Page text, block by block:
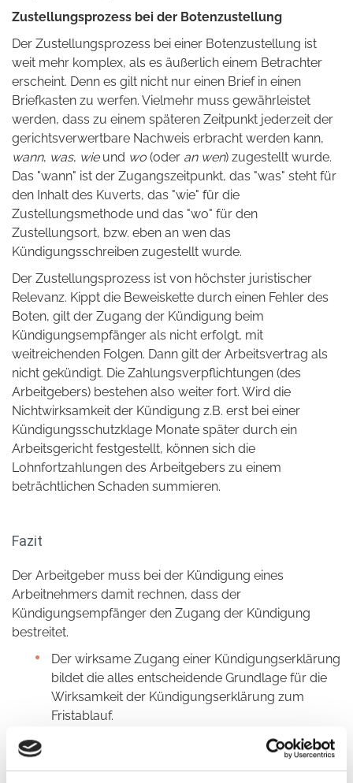
Zustellungsprozess bei der Botenzustellung
Der Zustellungsprozess bei einer Botenzustellung ist
weit mehr komplex, als es äußerlich einem Betrachter
erscheint. Denn es gilt nicht nur einen Brief in einen
Briefkasten zu werfen. Vielmehr muss gewährleistet
werden, dass zu einem späteren Zeitpunkt jederzeit der
gerichtsverwertbare Nachweis erbracht werden kann,
wann, was, wieund wo (oder an wen) zugestellt wurde.
Das "wann" ist der Zugangszeitpunkt, das "was" steht für
den Inhalt des Kuverts, das "wie" für die
Zustellungsmethode und das "wo" für den
Zustellungsort, bzw. eben an wen das
Kündigungsschreiben zugestellt wurde.
Der Zustellungsprozess ist von höchster juristischer
Relevanz. Kippt die Beweiskette durch einen Fehler des
Boten, gilt der Zugang der Kündigung beim
Kündigungsempfänger als nicht erfolgt, mit
weitreichenden Folgen. Dann gilt der Arbeitsvertrag als
nicht gekündigt. Die Zahlungsverpflichtungen (des
Arbeitgebers) bestehen also weiter fort. Wird die
Nichtwirksamkeit der Kündigung z.B. erst bei einer
Kündigungsschutzklage Monate später durch ein
Arbeitsgericht festgestellt, können sich die
Lohnfortzahlungen des Arbeitgebers zu einem
beträchtlichen Schaden summieren.
Fazit
Der Arbeitgeber muss bei der Kündigung eines
Arbeitnehmers damit rechnen, dass der
Kündigungsempfänger den Zugang der Kündigung
bestreitet.
Der wirksame Zugang einer Kündigungserklärung
bildet die alles entscheidende Grundlage für die
Wirksamkeit der Kündigungserklärung zum
Fristablauf.
Die Beweislast vor Gericht trifft immer die Partei,
die die Kündigung ausgesprochen hat, in diesem
Fall den Arbeitgeber.